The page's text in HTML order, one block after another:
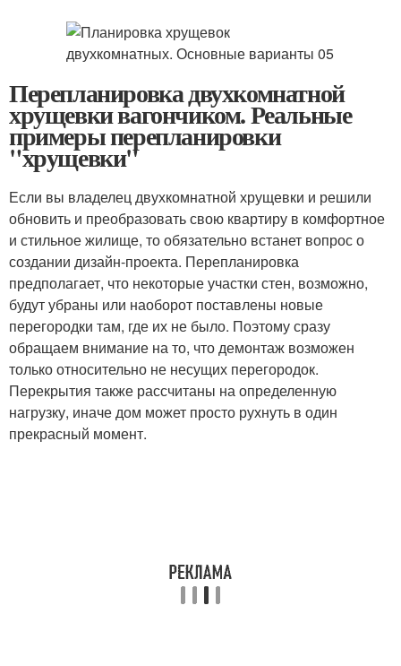
Перепланировка двухкомнатной
хрущевки вагончиком. Реальные
примеры перепланировки
"хрущевки"
Если вы владелец двухкомнатной хрущевки и решили
обновить и преобразовать свою квартиру в комфортное
и стильное жилище, то обязательно встанет вопрос о
создании дизайн-проекта. Перепланировка
предполагает, что некоторые участки стен, возможно,
будут убраны или наоборот поставлены новые
перегородки там, где их не было. Поэтому сразу
обращаем внимание на то, что демонтаж возможен
только относительно не несущих перегородок.
Перекрытия также рассчитаны на определенную
нагрузку, иначе дом может просто рухнуть в один
прекрасный момент.